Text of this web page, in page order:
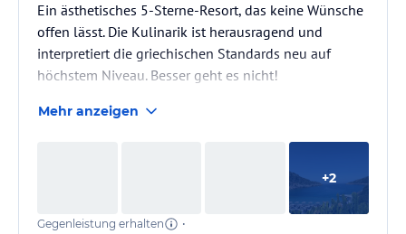
Ein ästhetisches 5-Sterne-Resort, das keine Wünsche
offen lässt. Die Kulinarik ist herausragend und
interpretiert die griechischen Standards neu auf
höchstem Niveau. Besser geht es nicht!
Mehr anzeigen
+2
Gegenleistung erhalten
•